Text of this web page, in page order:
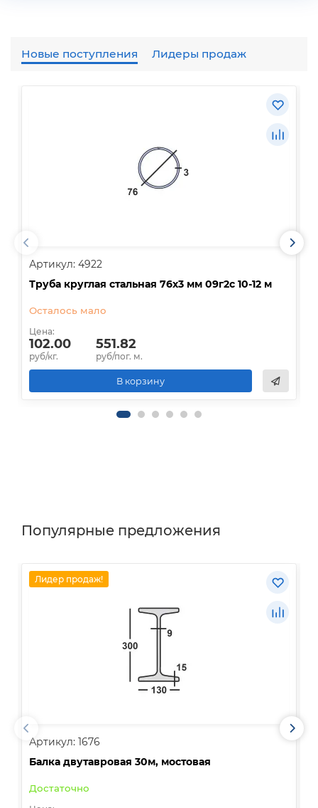
Новые поступления Лидеры продаж
Артикул: 4922
Труба круглая стальная 76х3 мм 09г2с 10-12 м
Осталось мало
Цена:
102.00
руб/кг.
551.82
руб/пог. м.
В корзину
Популярные предложения
Лидер продаж!
Артикул: 1676
Балка двутавровая 30м, мостовая
Достаточно